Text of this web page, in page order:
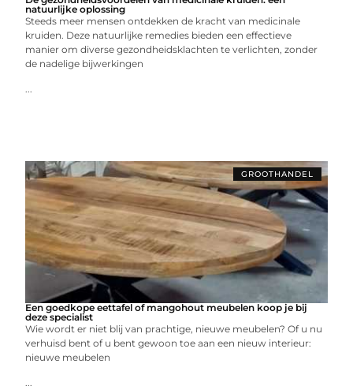
natuurlijke oplossing
Steeds meer mensen ontdekken de kracht van medicinale
kruiden. Deze natuurlijke remedies bieden een effectieve
manier om diverse gezondheidsklachten te verlichten, zonder
de nadelige bijwerkingen
...
GROOTHANDEL
Een goedkope eettafel of mangohout meubelen koop je bij
deze specialist
Wie wordt er niet blij van prachtige, nieuwe meubelen? Of u nu
verhuisd bent of u bent gewoon toe aan een nieuw interieur:
nieuwe meubelen
...